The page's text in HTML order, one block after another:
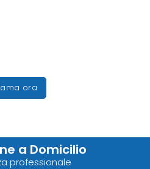
ora
a Domicilio
professionale